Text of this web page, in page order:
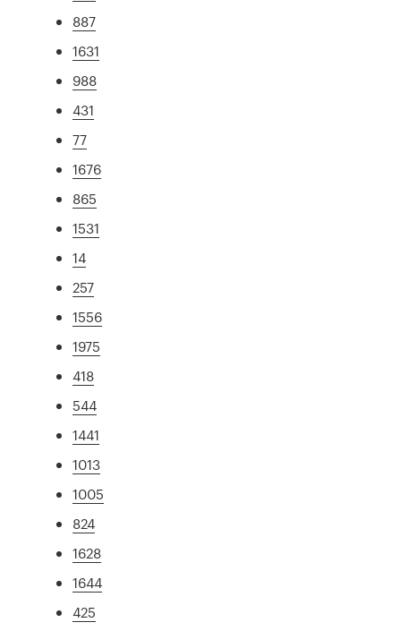
887
1631
988
431
77
1676
865
1531
14
257
1556
1975
418
544
1441
1013
1005
824
1628
1644
425